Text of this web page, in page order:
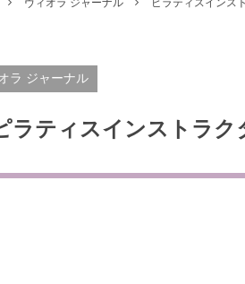
ヴィオラ ジャーナル ピラティスインス
ラ ジャーナル
ラティスインストラ